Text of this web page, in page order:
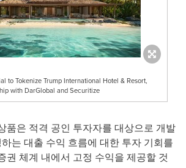
to Tokenize Trump International Hotel & Resort,
with DarGlobal and Securitize
품은 적격 공인 투자자를 대상으로 개발
는 대출 수익 흐름에 대한 투자 기회를
권 체계 내에서 고정 수익을 제공할 것